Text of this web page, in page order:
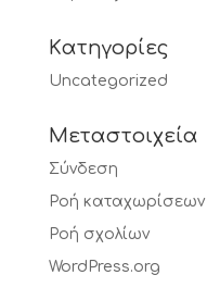
Kατηγορίες
Uncategorized
Μεταστοιχεία
Σύνδεση
Ροή καταχωρίσεων
Ροή σχολίων
WordPress.org